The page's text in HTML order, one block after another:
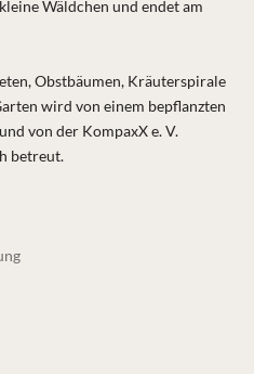
Wäldchen und endet am
Obstbäumen, Kräuterspirale
wird von einem bepflanzten
von der KompaxX e. V.
betreut.